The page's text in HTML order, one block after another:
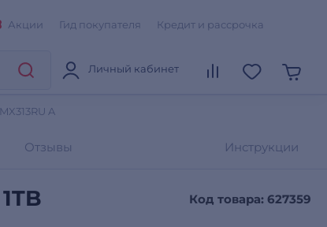
Акции Гид покупателя Кредит и рассрочка
Личный кабинет
A
Отзывы Инструкции
Код товара: 627359